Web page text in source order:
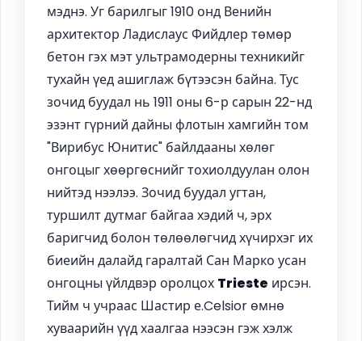
мэднэ. Уг барилгыг 1910 онд Венийн
архитектор Ладислаус Фийдлер төмөр
бетон гэх мэт ультрамодерны техникийг
тухайн үед ашиглаж бүтээсэн байна. Тус
зочид буудал нь 1911 оны 6-р сарын 22-нд
эзэнт гүрний дайны флотын хамгийн том
"Вирибус Юнитис" байлдааны хөлөг
онгоцыг хөөргөснийг тохиолдуулан олон
нийтэд нээлээ. Зочид буудал угтан,
туршилт дутмаг байгаа хэдий ч, эрх
баригчид болон төлөөлөгчид хүчирхэг их
биеийн далайд гаралтай Сан Марко усан
онгоцны үйлдвэр оролцох Trieste ирсэн.
Тийм ч учраас Шастир е.Celsior өмнө
хуваарийн үүд хаалгаа нээсэн гэж хэлж